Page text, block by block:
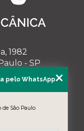
1982
- SP
pelo WhatsApp
de São Paulo